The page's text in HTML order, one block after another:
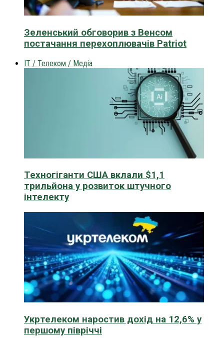
Зеленський обговорив з Венсом
постачання перехоплювачів Patriot
IT / Телеком / Медіа
Техногіганти США вклали $1,1
трильйона у розвиток штучного
інтелекту
Укртелеком наростив дохід на 12,6% у
першому півріччі